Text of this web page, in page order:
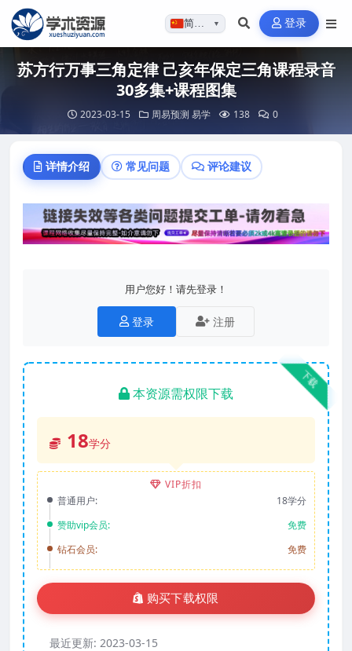
简体…▼ 登录
苏方行万事三角定律 己亥年保定三角课程录音
30多集+课程图集
2023-03-15 周易预测 易学 138 0
详情介绍 常见问题 评论建议
用户您好！请先登录！
登录 注册
下载
本资源需权限下载
18学分
VIP折扣
普通用户:
18学分
赞助vip会员:
免费
钻石会员:
免费
购买下载权限
最近更新: 2023-03-15